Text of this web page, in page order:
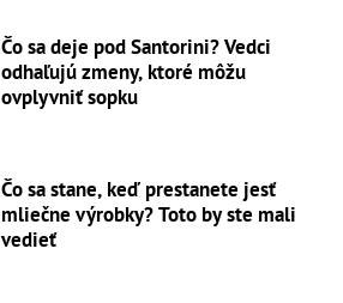
Čo sa deje pod Santorini? Vedci
odhaľujú zmeny, ktoré môžu
ovplyvniť sopku
Čo sa stane, keď prestanete jesť
mliečne výrobky? Toto by ste mali
vedieť